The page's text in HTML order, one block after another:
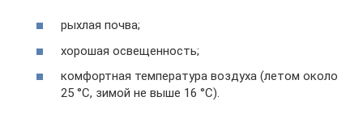
рыхлая почва;
хорошая освещенность;
комфортная температура воздуха (летом около
25 °C, зимой не выше 16 °C).